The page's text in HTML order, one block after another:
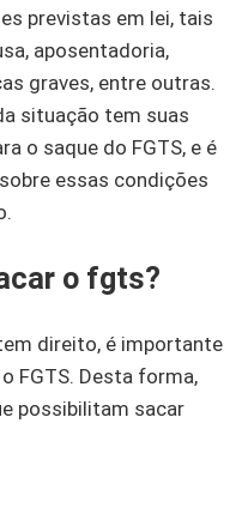
previstas em lei, tais
aposentadoria,
graves, entre outras.
situação tem suas
o saque do FGTS, e é
essas condições
o fgts?
direito, é importante
FGTS. Desta forma,
possibilitam sacar